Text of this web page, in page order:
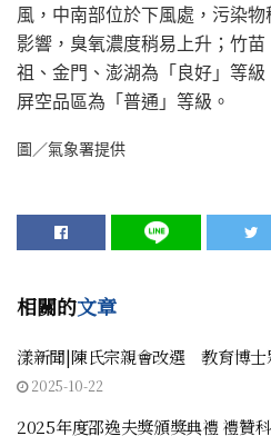
風，中南部位於下風處，污染
影響，臭氧濃度稍易上升；竹
祖、金門、澎湖為「良好」等
屏空品區為「普通」等級。
圖／氣象署提供
相關的文章
漾新聞|陳氏宗親會改選 教育博士
2025-10-22
2025年度邵逸夫獎頒獎典禮 禮贊